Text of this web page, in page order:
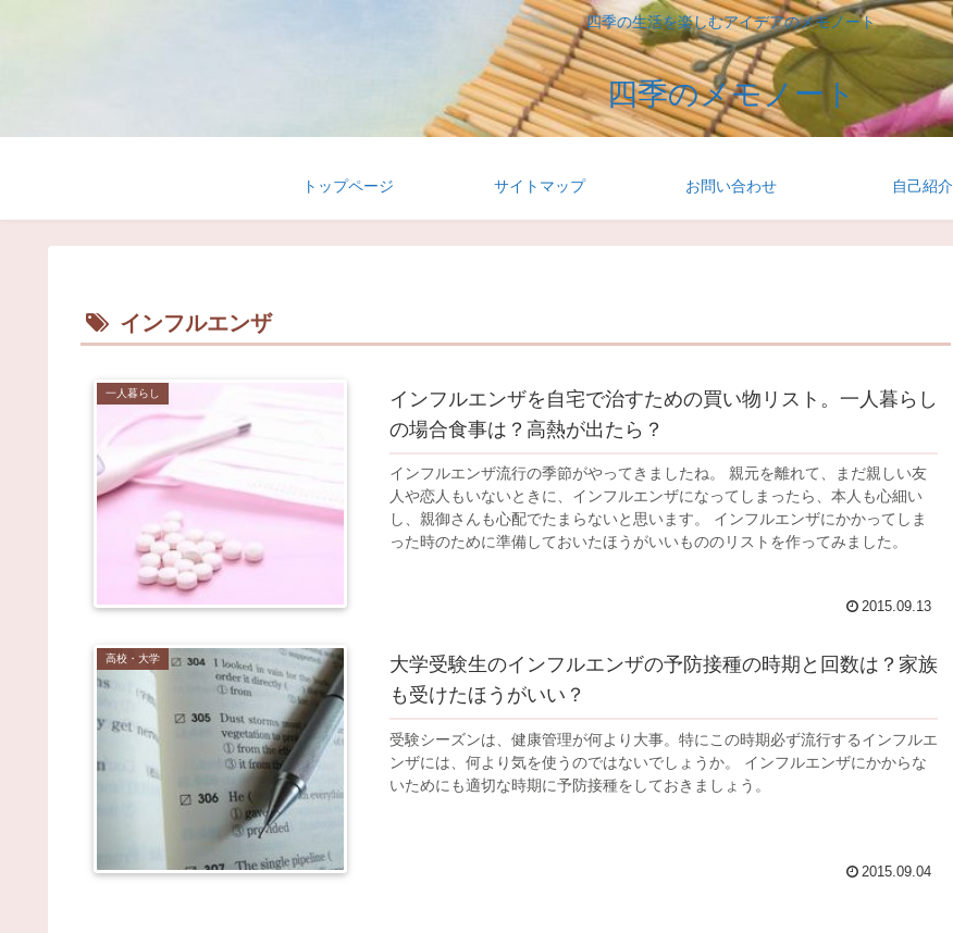
四季の生活を楽しむアイデアのメモノート
四季のメモノート
トップページ サイトマップ お問い合わせ 自己紹介
インフルエンザ
一人暮らし
インフルエンザを自宅で治すための買い物リスト。一人暮らし
の場合食事は？高熱が出たら？
インフルエンザ流行の季節がやってきましたね。 親元を離れて、まだ親しい友
人や恋人もいないときに、インフルエンザになってしまったら、本人も心細い
し、親御さんも心配でたまらないと思います。 インフルエンザにかかってしま
った時のために準備しておいたほうがいいもののリストを作ってみました。
2015.09.13
高校・大学
大学受験生のインフルエンザの予防接種の時期と回数は？家族
も受けたほうがいい？
受験シーズンは、健康管理が何より大事。特にこの時期必ず流行するインフルエ
ンザには、何より気を使うのではないでしょうか。 インフルエンザにかからな
いためにも適切な時期に予防接種をしておきましょう。
2015.09.04